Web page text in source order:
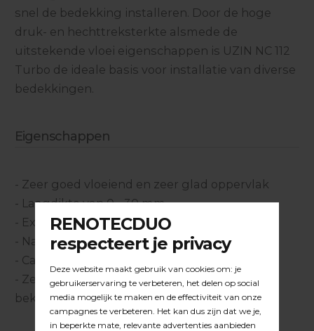
snel de bedekking installeren. Door de hoge
druk- en hechttreksterkte alsmede de
uitstekende vloei eigenschappen is UZIN NC 112
Turbo de ideale basis voor installatie van diverse
bedekkingen.
Eigenschappen
- Zeer goed vloeiend en zeer glad oppervlak
- Laagdikte van 0 - 30 mm
- Extreem hoge drukvastheid en buigsterkte
- Nagenoeg spanningsvrij
- Calciumsulfaat (gips) egalisatie
- Zeer snel legklaar (tot 3mm al na 6 uur
bekleedbaar)